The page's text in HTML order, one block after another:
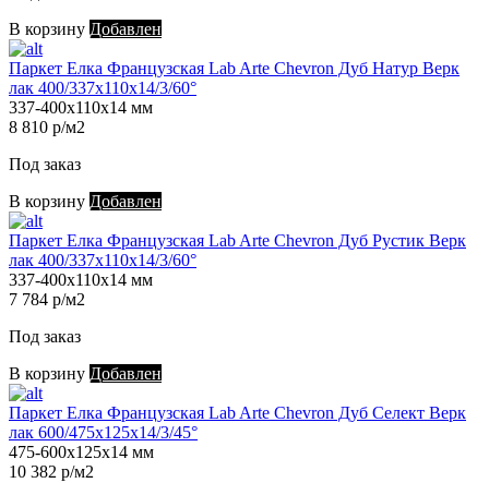
В корзину Добавлен
Паркет Елка Французская Lab Arte Chevron Дуб Натур Верк
лак 400/337х110х14/3/60°
337-400х110х14 мм
8 810 р/м2
Под заказ
В корзину Добавлен
Паркет Елка Французская Lab Arte Chevron Дуб Рустик Верк
лак 400/337х110х14/3/60°
337-400х110х14 мм
7 784 р/м2
Под заказ
В корзину Добавлен
Паркет Елка Французская Lab Arte Chevron Дуб Селект Верк
лак 600/475х125х14/3/45°
475-600х125х14 мм
10 382 р/м2